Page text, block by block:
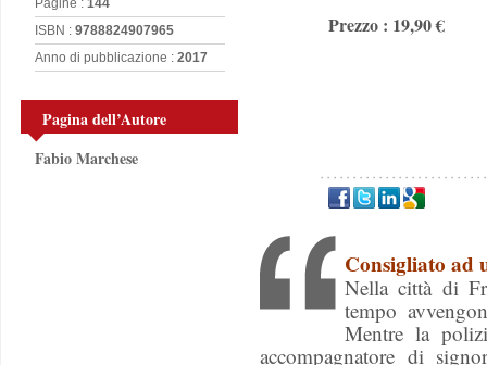
Pagine : 144
ISBN : 9788824907965
Anno di pubblicazione : 2017
Pagina dell’Autore
Fabio Marchese
Prezzo : 19,90 €
Consigliato ad
Nella città di
tempo
Mentre la
accompagnatore di